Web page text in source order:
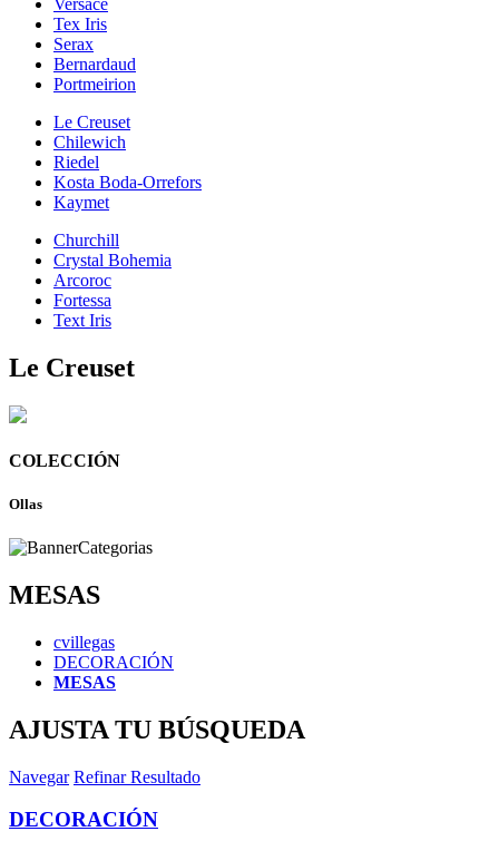
Tex Iris
Serax
Bernardaud
Portmeirion
Le Creuset
Chilewich
Riedel
Kosta Boda-Orrefors
Kaymet
Churchill
Crystal Bohemia
Arcoroc
Fortessa
Text Iris
Le Creuset
COLECCIÓN
Ollas
MESAS
cvillegas
DECORACIÓN
MESAS
AJUSTA TU BÚSQUEDA
Navegar Refinar Resultado
DECORACIÓN